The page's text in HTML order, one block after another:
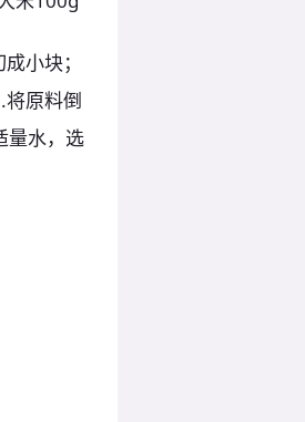
小块；
将原料倒
量水，选